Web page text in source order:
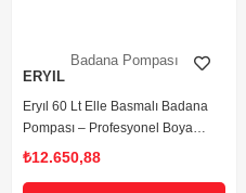
Badana Pompası
ERYIL
Eryıl 60 Lt Elle Basmalı Badana
Pompası – Profesyonel Boya
Badana İlaç Atma Pompası
₺12.650,88